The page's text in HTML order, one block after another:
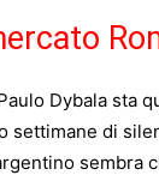
Dybala sta
settimane di
sembra